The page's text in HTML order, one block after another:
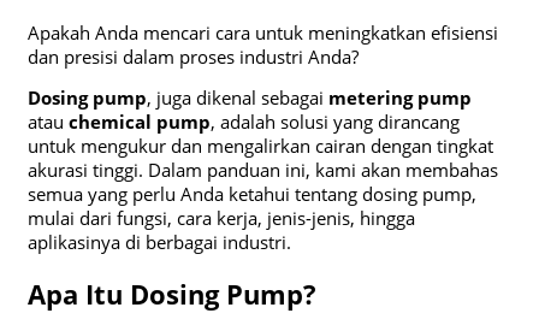
Apakah Anda mencari cara untuk meningkatkan efisiensi
dan presisi dalam proses industri Anda?
Dosing pump, juga dikenal sebagai metering pump
atau chemical pump, adalah solusi yang dirancang
untuk mengukur dan mengalirkan cairan dengan tingkat
akurasi tinggi. Dalam panduan ini, kami akan membahas
semua yang perlu Anda ketahui tentang dosing pump,
mulai dari fungsi, cara kerja, jenis-jenis, hingga
aplikasinya di berbagai industri.
Apa Itu Dosing Pump?